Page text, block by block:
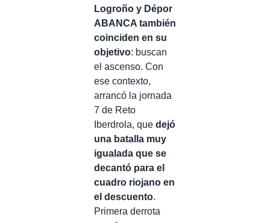
Logroño y Dépor
ABANCA también
coinciden en su
objetivo: buscan
el ascenso. Con
ese contexto,
arrancó la jornada
7 de Reto
Iberdrola, que dejó
una batalla muy
igualada que se
decantó para el
cuadro riojano en
el descuento.
Primera derrota